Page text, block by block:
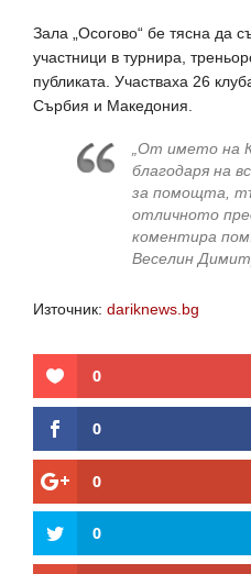
Зала „Осогово“ бе тясна да
участници в турнира,
публиката. Участваха 26
Сърбия и Македония.
„От името на
благодаря на
за помощта,
отличното
коментира
Веселин
Източник: dariknews.bg
0
0
0
0